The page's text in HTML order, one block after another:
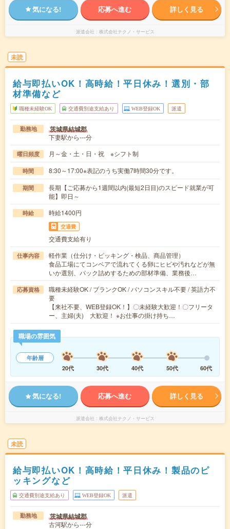
気になる! 応募へ進む 詳しく見る
派遣会社 株式会社テクノ・サービス
未読
給与即払いOK！高時給！平日休み！選別・部
材準備など
職種未経験OK 交通費別途支給あり WEB登録OK 派遣
勤務地 茨城県結城郡
下妻駅から---分
曜日頻度 月～金・土・日・祝 ※シフト制
時間 8:30～17:00※表記のうち実働7時間30分です。
期間
長期【ご応募から1週間以内(最短2日目)のスピード就業が可
能】即日～
時給 時給1400円
交通費
交通費支給有り
仕事内容
軽作業（仕分け・ピッキング・検品、商品管理）
食品工場にてコンベアで流れてくる卵にヒビや汚れなどが無
いか選別、パック詰めするための部材準備、業務後…
応募資格
職種未経験OK / ブランクOK / パソコンスキル不要 / 英語力不
要
【来社不要、WEB登録OK！】〇未経験大歓迎！〇フリータ
ー、主婦(夫) 大歓迎！ ※お仕事の掛け持ち…
職場の雰囲気
年齢層
20代
30代 40代 50代 60代
気になる! 応募へ進む 詳しく見る
派遣会社 株式会社テクノ・サービス
未読
給与即払いOK！高時給！平日休み！製品のピ
ッキングなど
交通費別途支給あり WEB登録OK 派遣
勤務地 茨城県結城郡
古河駅から---分